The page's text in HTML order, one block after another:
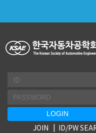
JOIN ID/PW